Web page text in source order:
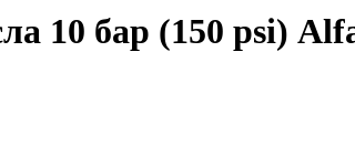
10 бар (150 psi)